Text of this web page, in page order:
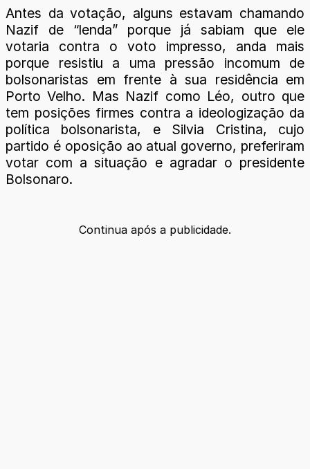
Antes da votação, alguns estavam chamando
Nazif de “lenda” porque já sabiam que ele
votaria contra o voto impresso, anda mais
porque resistiu a uma pressão incomum de
bolsonaristas em frente à sua residência em
Porto Velho. Mas Nazif como Léo, outro que
tem posições firmes contra a ideologização da
política bolsonarista, e Silvia Cristina, cujo
partido é oposição ao atual governo, preferiram
votar com a situação e agradar o presidente
Bolsonaro.
Continua após a publicidade.